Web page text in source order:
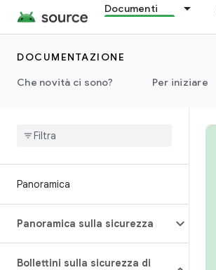
Documenti
DOCUMENTAZIONE
Che novità ci sono?
Per iniziare
Panoramica
Panoramica sulla sicurezza
Bollettini sulla sicurezza di